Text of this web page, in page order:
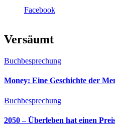
Facebook
Versäumt
Buchbesprechung
Money: Eine Geschichte der
Buchbesprechung
2050 – Überleben hat einen